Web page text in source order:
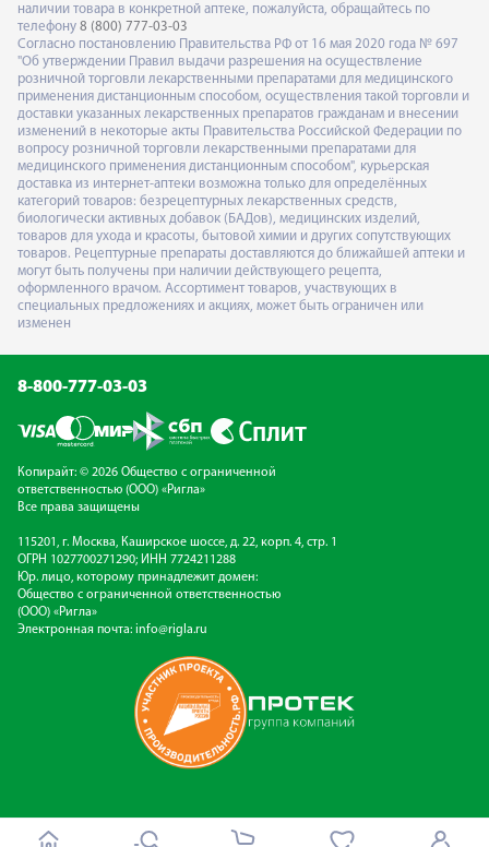
наличии товара в конкретной аптеке, пожалуйста, обращайтесь по
телефону 8 (800) 777-03-03
Согласно постановлению Правительства РФ от 16 мая 2020 года № 697
"Об утверждении Правил выдачи разрешения на осуществление
розничной торговли лекарственными препаратами для медицинского
применения дистанционным способом, осуществления такой торговли и
доставки указанных лекарственных препаратов гражданам и внесении
изменений в некоторые акты Правительства Российской Федерации по
вопросу розничной торговли лекарственными препаратами для
медицинского применения дистанционным способом", курьерская
доставка из интернет-аптеки возможна только для определённых
категорий товаров: безрецептурных лекарственных средств,
биологически активных добавок (БАДов), медицинских изделий,
товаров для ухода и красоты, бытовой химии и других сопутствующих
товаров. Рецептурные препараты доставляются до ближайшей аптеки и
могут быть получены при наличии действующего рецепта,
оформленного врачом. Ассортимент товаров, участвующих в
специальных предложениях и акциях, может быть ограничен или
изменен
8-800-777-03-03
Копирайт: © 2026 Общество с ограниченной
ответственностью (ООО) «Ригла»
Все права защищены
115201, г. Москва, Каширское шоссе, д. 22, корп. 4, стр. 1
ОГРН 1027700271290; ИНН 7724211288
Юр. лицо, которому принадлежит домен:
Общество с ограниченной ответственностью
(ООО) «Ригла»
Электронная почта: info@rigla.ru